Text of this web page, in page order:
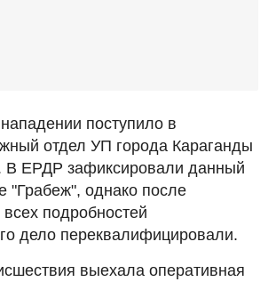
поступило в
отдел УП города Караганды
В ЕРДР зафиксировали данный
"Грабеж", однако после
подробностей
дело переквалифицировали.
выехала оперативная